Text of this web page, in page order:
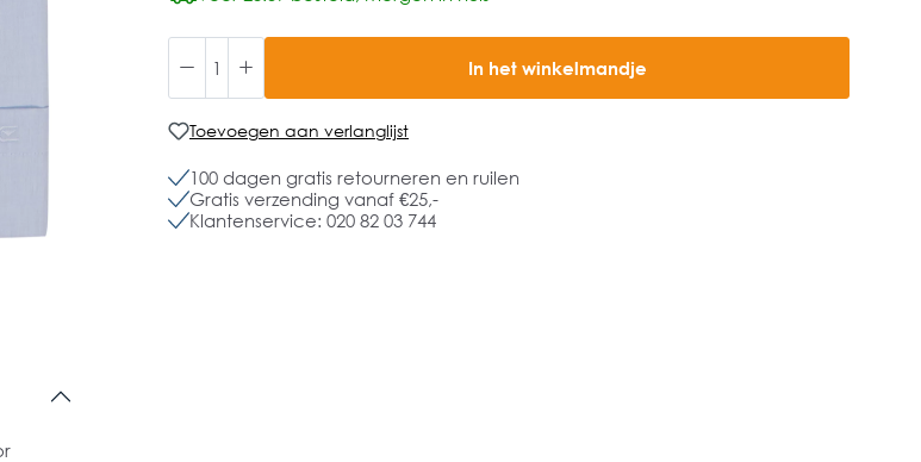
In het winkelmandje
Toevoegen aan verlanglijst
100 dagen gratis retourneren en ruilen
Gratis verzending vanaf €25,-
Klantenservice: 020 82 03 744